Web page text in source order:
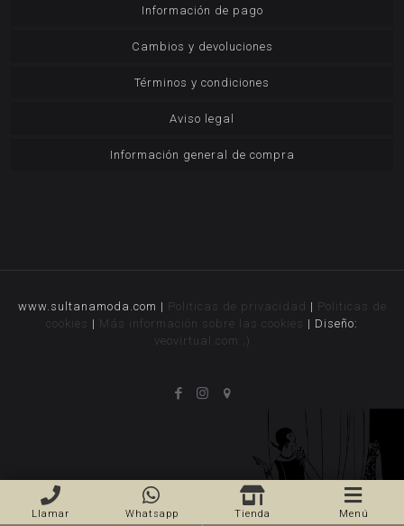
Información de pago
Cambios y devoluciones
Términos y condiciones
Aviso legal
Información general de compra
www.sultanamoda.com | Politicas de privacidad | Politicas de
cookies | Más información sobre las cookies | Diseño:
veovirtual.com
;)
Llamar Whatsapp Tienda Menú